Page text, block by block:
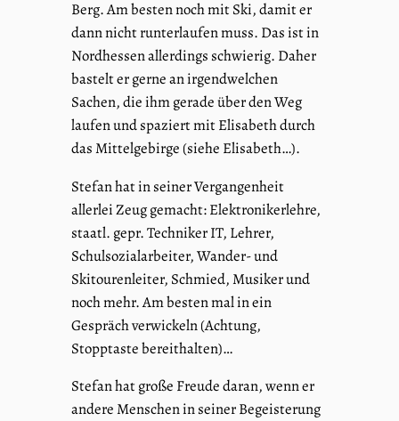
Berg. Am besten noch mit Ski, damit er
dann nicht runterlaufen muss. Das ist in
Nordhessen allerdings schwierig. Daher
bastelt er gerne an irgendwelchen
Sachen, die ihm gerade über den Weg
laufen und spaziert mit Elisabeth durch
das Mittelgebirge (siehe Elisabeth…).
Stefan hat in seiner Vergangenheit
allerlei Zeug gemacht: Elektronikerlehre,
staatl. gepr. Techniker IT, Lehrer,
Schulsozialarbeiter, Wander- und
Skitourenleiter, Schmied, Musiker und
noch mehr. Am besten mal in ein
Gespräch verwickeln (Achtung,
Stopptaste bereithalten)…
Stefan hat große Freude daran, wenn er
andere Menschen in seiner Begeisterung